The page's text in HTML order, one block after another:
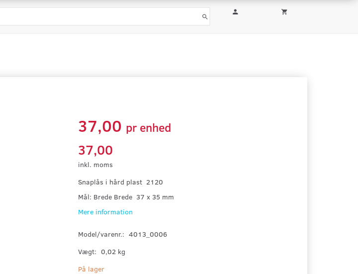
37,00 pr enhed
37,00
inkl. moms
Snaplås i hård plast 2120
Mål: Brede Brede 37 x 35 mm
Mere information
Model/varenr.: 4013_0006
Vægt: 0,02 kg
På lager